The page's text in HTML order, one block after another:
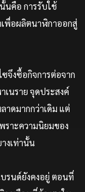
นคือ การรับใช้
พื่อผลิตนาฬิกาออกสู่
ซจึงซื้อกิจการต่อจาก
นราย จุดประสงค์
าดมากกว่าเดิม แต่
ราะความนิยมของ
งเท่านั้น
รนด์ยังคงอยู่ ตอนที่